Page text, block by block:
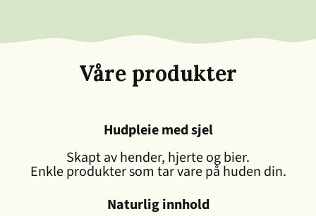
Våre produkter
Hudpleie med sjel
Skapt av hender, hjerte og bier.
Enkle produkter som tar vare på huden din.
Naturlig innhold